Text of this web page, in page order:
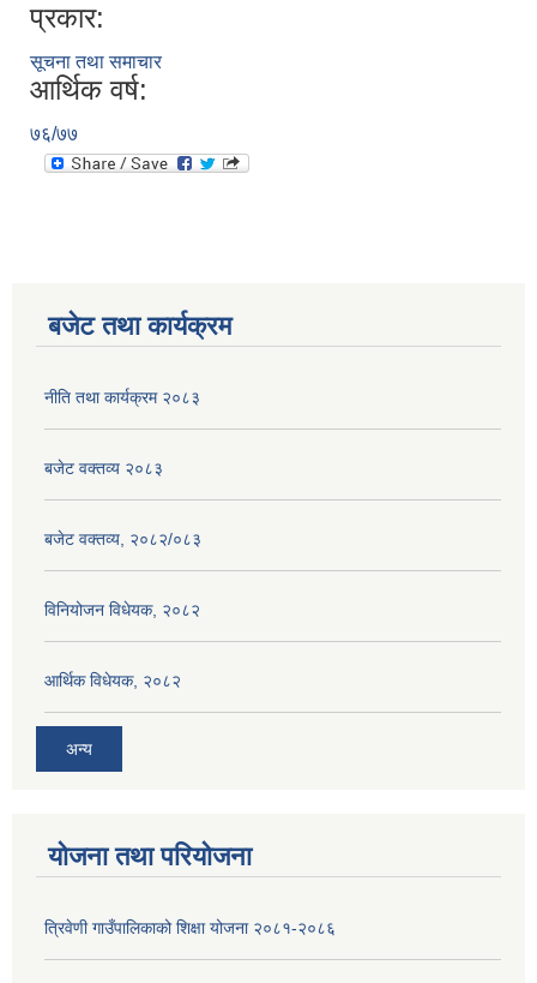
प्रकार:
सूचना तथा समाचार
आर्थिक वर्ष:
७६/७७
बजेट तथा कार्यक्रम
नीति तथा कार्यक्रम २०८३
बजेट वक्तव्य २०८३
बजेट वक्तव्य, २०८२/०८३
विनियोजन विधेयक, २०८२
आर्थिक विधेयक, २०८२
अन्य
योजना तथा परियोजना
त्रिवेणी गाउँपालिकाको शिक्षा योजना २०८१-२०८६